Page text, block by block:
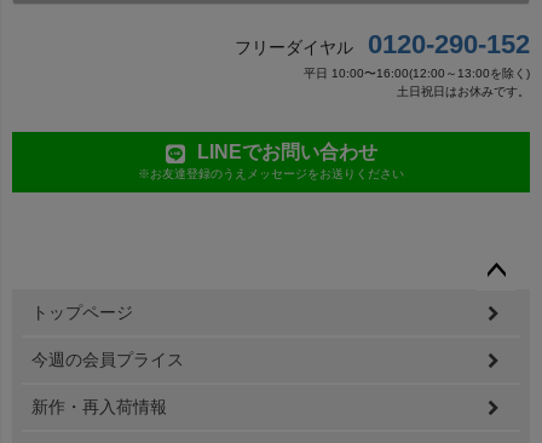
フリーダイヤル 0120-290-152
平日 10:00〜16:00(12:00～13:00を除く)
土日祝日はお休みです。
LINEでお問い合わせ
※お友達登録のうえメッセージをお送りください
ペー
ップ
トップページ
今週の会員プライス
新作・再入荷情報